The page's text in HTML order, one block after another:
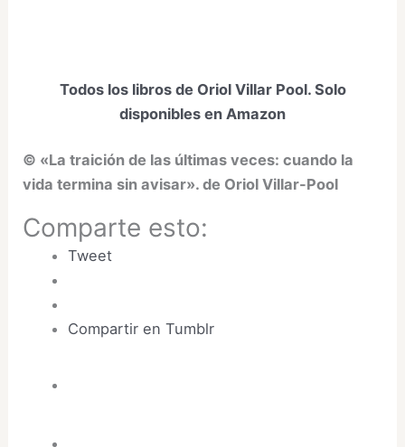
Todos los libros de Oriol Villar Pool. Solo
disponibles en Amazon
© «La traición de las últimas veces: cuando la
vida termina sin avisar». de Oriol Villar-Pool
Comparte esto:
Tweet
Compartir en Tumblr